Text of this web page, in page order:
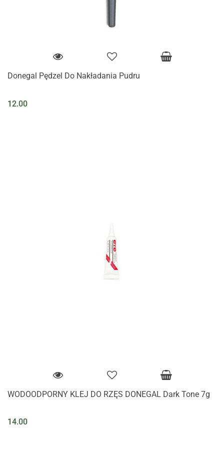
Donegal Pędzel Do Nakładania Pudru
12.00
WODOODPORNY KLEJ DO RZĘS DONEGAL Dark Tone 7g
14.00